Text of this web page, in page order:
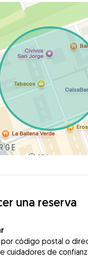
una reserva
por código postal o
cuidadores de